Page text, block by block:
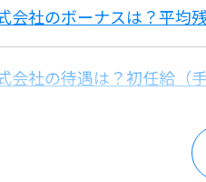
会社のボーナスは？平均
会社の待遇は？初任給（